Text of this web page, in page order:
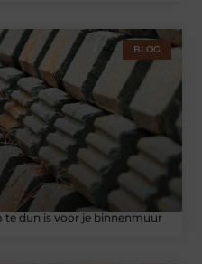
BLOG
te dun is voor je binnenmuur